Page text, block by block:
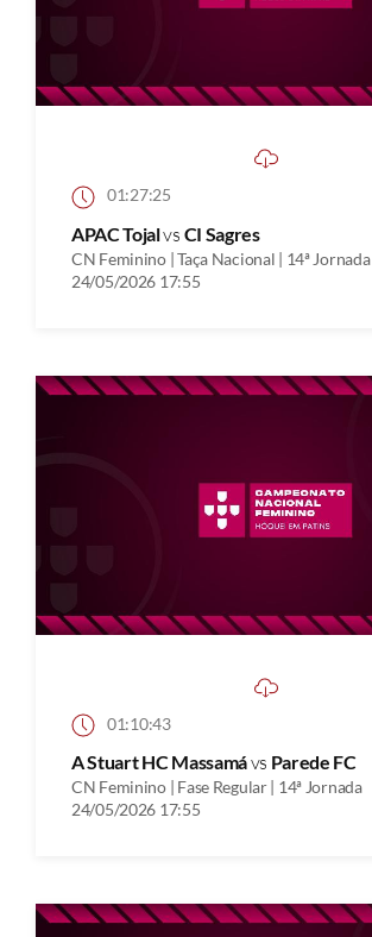
01:27:25
APAC Tojalvs CI Sagres
CN Feminino | Taça Nacional | 14ª Jornada
24/05/2026 17:55
01:10:43
A Stuart HC Massamávs Parede FC
CN Feminino | Fase Regular | 14ª Jornada
24/05/2026 17:55